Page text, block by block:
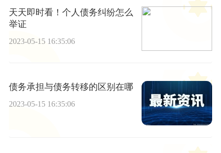
天天即时看！个人债务纠纷怎么
举证
2023-05-15 16:35:06
债务承担与债务转移的区别在哪
2023-05-15 16:35:06